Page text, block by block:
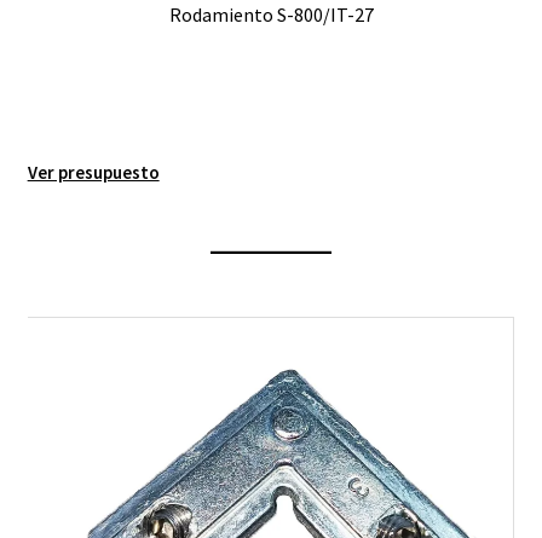
Rodamiento S-800/IT-27
Ver presupuesto